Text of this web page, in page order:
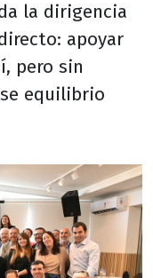
la dirigencia
apoyar
pero sin
equilibrio